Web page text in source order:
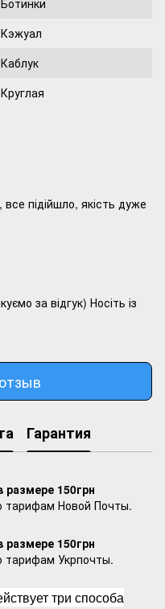
Ботинки
Кэжуал
Каблук
Круглая
підійшло, якість дуже
за відгук) Носіть із
Гарантия
150грн
тарифам Новой Почты.
150грн
тарифам Укрпочты.
три способа